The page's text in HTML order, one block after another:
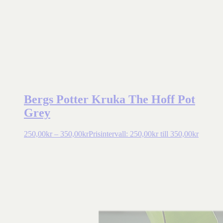
Bergs Potter Kruka The Hoff Pot
Grey
250,00kr – 350,00krPrisintervall: 250,00kr till 350,00kr